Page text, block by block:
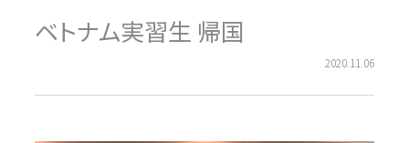
ベトナム実習生 帰国
2020.11.06